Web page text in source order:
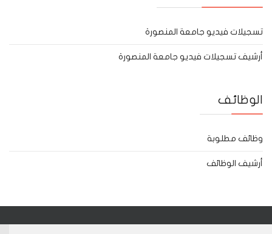
تسجيلات فيديو جامعة المنصورة
أرشيف تسجيلات فيديو جامعة المنصورة
الوظائف
وظائف مطلوبة
أرشيف الوظائف